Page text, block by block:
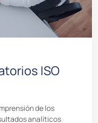
ISO
de los
analíticos